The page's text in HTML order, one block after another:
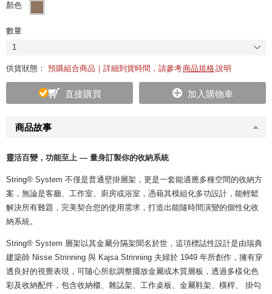
商品故事
靈活百變，功能至上 — 量身訂製你的收納系統
String® System 不僅是普通壁掛層架，更是一套能適應多種空間的收納方
案，無論是客廳、工作室、廚房或浴室，憑藉其模組化多功設計，能輕鬆
解決所有難題，完美契合您的使用需求，打造出能隨時間演變的個性化收
納系統。
String® System 層架以其金屬分隔架聞名於世，這項標誌性設計是由瑞典
建築師 Nisse Strinning 與 Kajsa Strinning 夫婦於 1949 年所創作，擁有穿
透良好的視覺表現，可隨心所欲調整擺放金屬或木質層板，透過多樣化色
彩及收納配件，包含收納櫃、雜誌架、工作桌板、金屬鞋架、橫桿、 掛勾
顏色
數量
1
供貨狀態： 預購組合商品｜詳細到貨時間，請參考商品規格說明
直接購買 加入購物車